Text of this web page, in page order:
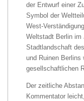
der Entwurf einer
Symbol der
West-
Weltstadt Berlin im
Stadtlandschaft
und Ruinen Berlins
gesellschaftlichen
Der zeitliche
Kommentator